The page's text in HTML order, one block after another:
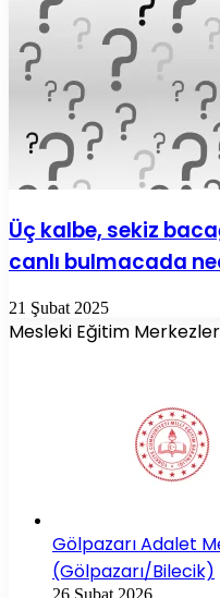
Üç kalbe, sekiz
canlı bulmacada
21 Şubat 2025
Mesleki Eğitim
Gölpazarı Adalet
(Gölpazarı/Bilecik)
26 Şubat 2026